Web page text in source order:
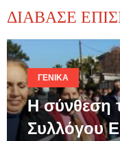
ΔΙΑΒΑΣΕ
ΓΕΝΙΚΆ
Η σύνθεση
Συλλόγου